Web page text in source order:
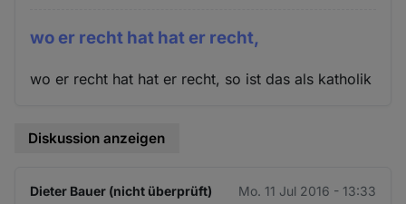
wo er recht hat hat er recht,
wo er recht hat hat er recht, so ist das als katholik
Diskussion anzeigen
Dieter Bauer (nicht überprüft) Mo. 11 Jul 2016 - 13:33